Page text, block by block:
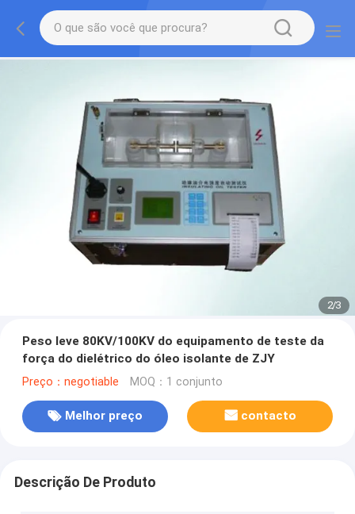
2/3
Peso leve 80KV/100KV do equipamento de teste da
força do dielétrico do óleo isolante de ZJY
Preço：negotiable MOQ：1 conjunto
Melhor preço contacto
Descrição De Produto